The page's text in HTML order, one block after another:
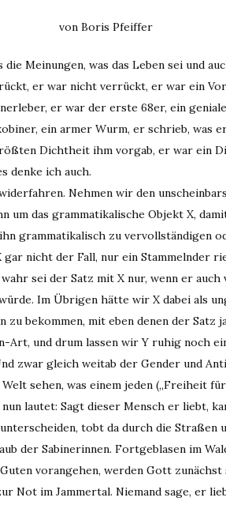
von Boris Pfeiffer
Meinungen, was das Leben sei und
er war nicht verrückt, er war ein
er war der erste 68er, ein
ein armer Wurm, er schrieb, was
Dichtheit ihm vorgab, er war ein
denke ich auch.
Nehmen wir den
das grammatikalische Objekt X,
grammatikalisch zu vervollständigen
nicht der Fall, nur ein Stammelnder
sei der Satz mit X nur, wenn er
Im Übrigen hätte wir X dabei als
bekommen, mit eben denen der Satz
und drum lassen wir Y ruhig noch
zwar gleich weitab der Gender und
sehen, was einem jeden („Freiheit
lautet: Sagt dieser Mensch er liebt,
tobt da durch die Straßen
der Sabinerinnen. Fortgeblasen im
vorangehen, werden Gott
Not im Jammertal. Niemand sage, er